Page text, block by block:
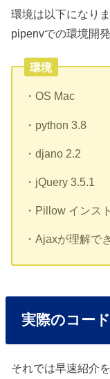
環境は以下になり
pipenvでの環境開
環境
・OS Mac
・python 3.8
・djano 2.2
・jQuery 3.5.1
・Pillow インス
・Ajaxが理解で
実際のコード
それでは早速紹介